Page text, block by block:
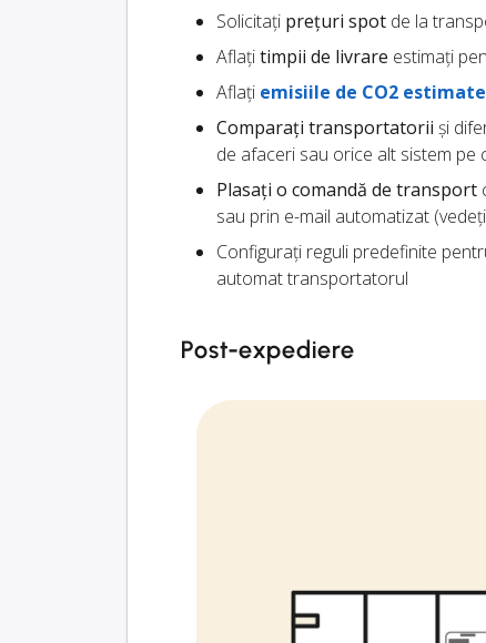
Solicitați prețuri spot de la
Aflațitimpii de livrare estimați
Aflați emisiile de CO2
Comparați transportatorii și
de afaceri sau orice alt sistem pe
Plasați o comandă de transport
sau prin e-mail automatizat (vedeți
Configurați reguli predefinite
automat transportatorul
Post-expediere